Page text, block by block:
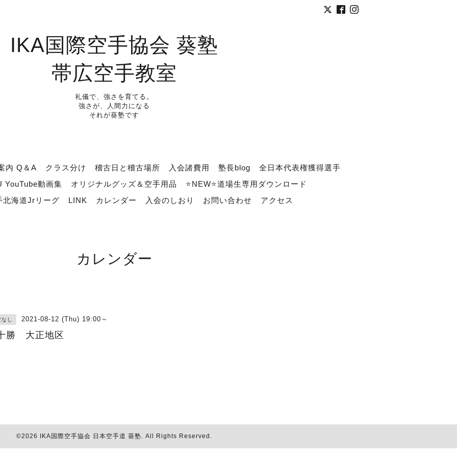
IKA国際空手協会 葵塾
帯広空手教室
礼儀で、強さを育てる。
強さが、人間力になる
それが葵塾です
内 Q＆A クラス分け 稽古日と稽古場所 入会諸費用 塾長blog
全日本代表権獲得選手
YouTube動画集
オリジナルグッズ＆空手用品
⭐NEW⭐道場生専用ダウンロード
北海道Jrリーグ
LINK カレンダー 入会のしおり お問い合わせ アクセス
カレンダー
し 2021-08-12 (Thu) 19:00～
勝 大正地区
©2026 IKA国際空手協会 日本空手道 葵塾. All Rights Reserved.